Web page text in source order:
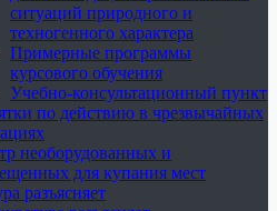
ситуаций природного и
техногенного характера
Примерные программы
курсового обучения
Учебно-консультационный пункт
по действию в чрезвычайных
необорудованных и
для купания мест
разъясняет